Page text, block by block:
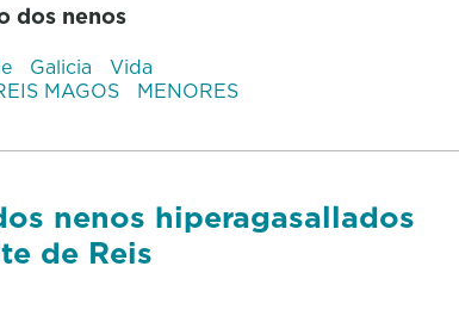
dos nenos
Galicia
Vida
MAGOS MENORES
nenos hiperagasallados
de Reis